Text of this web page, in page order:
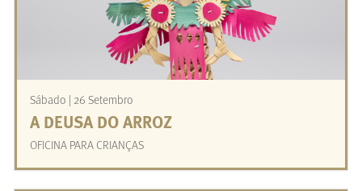
Sábado | 26 Setembro
A DEUSA DO ARROZ
OFICINA PARA CRIANÇAS